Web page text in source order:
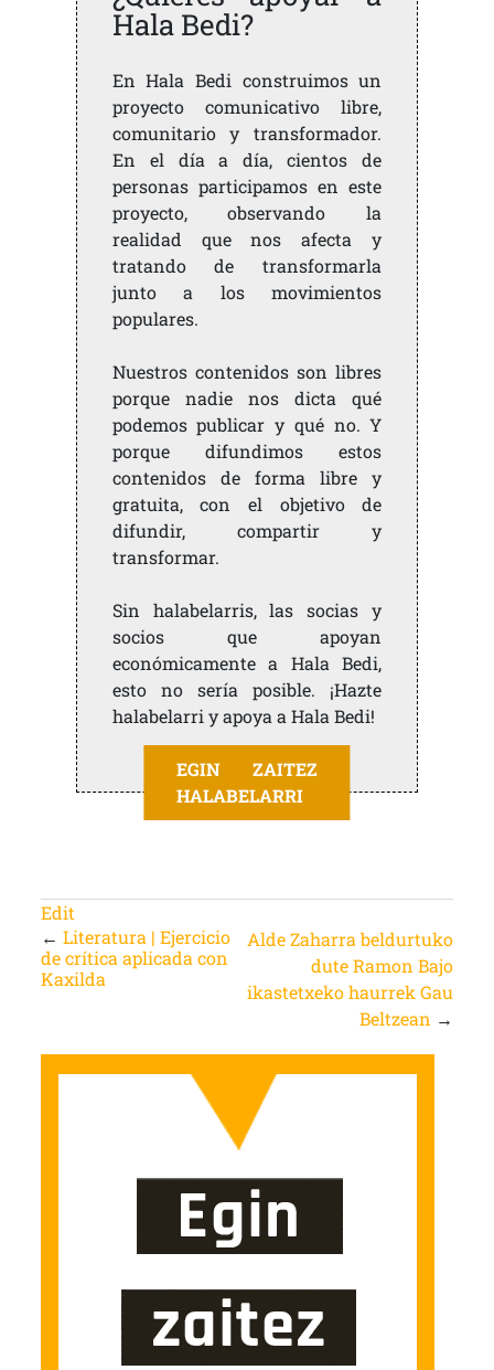
Hala Bedi?
En Hala Bedi construimos un
proyecto comunicativo libre,
comunitario y transformador.
En el día a día, cientos de
personas participamos en este
proyecto, observando la
realidad que nos afecta y
tratando de transformarla
junto a los movimientos
populares.
Nuestros contenidos son libres
porque nadie nos dicta qué
podemos publicar y qué no. Y
porque difundimos estos
contenidos de forma libre y
gratuita, con el objetivo de
difundir, compartir y
transformar.
Sin halabelarris, las socias y
socios que apoyan
económicamente a Hala Bedi,
esto no sería posible. ¡Hazte
halabelarri y apoya a Hala Bedi!
EGIN ZAITEZ
HALABELARRI
Edit
← Literatura | Ejercicio
de crítica aplicada con
Kaxilda
Alde Zaharra beldurtuko
dute Ramon Bajo
ikastetxeko haurrek Gau
Beltzean →